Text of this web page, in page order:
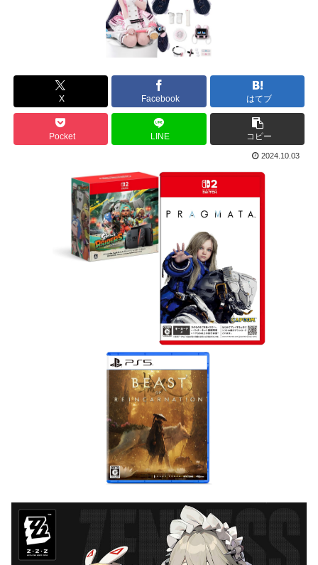
X Facebook はてブ
Pocket LINE コピー
2024.10.03